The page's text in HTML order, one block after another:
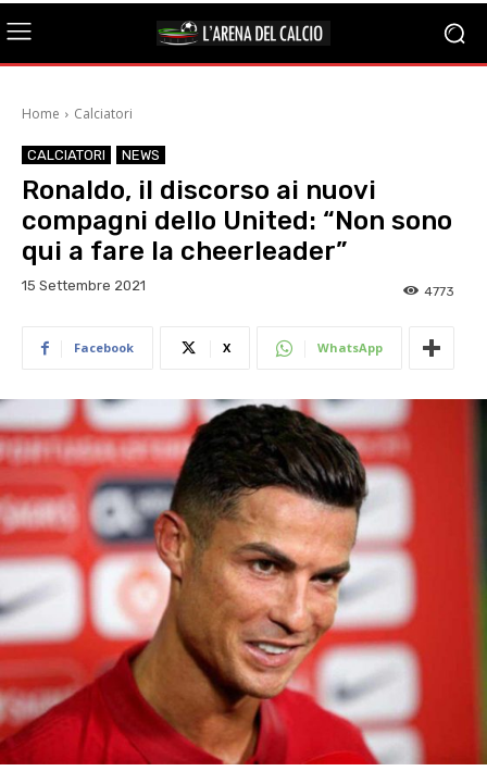
Home Calciatori
CALCIATORI NEWS
Ronaldo, il discorso ai nuovi
compagni dello United: “Non sono
qui a fare la cheerleader”
15 Settembre 2021 4773
Facebook X WhatsApp